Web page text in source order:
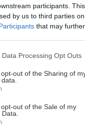
participants.
by us to third parties
that may
this website/app uses
visit or usage
consent to Google and its
for below specified
Data Processing Opt Outs
out of the Sharing of
out of the Sale of my
Άγιος ο Έρωτας;
Εμείς, όχι.
Καλαμάτα -Κάστρο
Κηποθέατρο
Λαμία - Τόπος